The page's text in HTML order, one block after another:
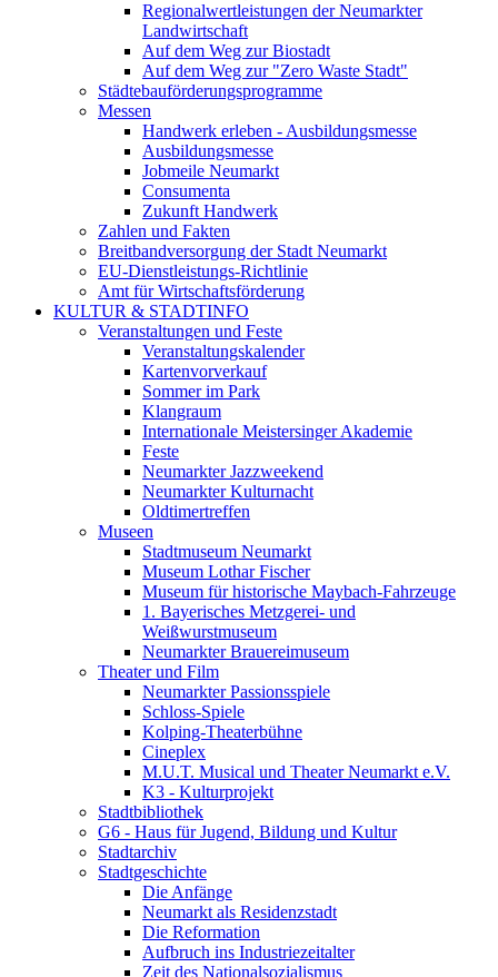
Regionalwertleistungen der Neumarkter
Landwirtschaft
Auf dem Weg zur Biostadt
Auf dem Weg zur "Zero Waste Stadt"
Städtebauförderungsprogramme
Messen
Handwerk erleben - Ausbildungsmesse
Ausbildungsmesse
Jobmeile Neumarkt
Consumenta
Zukunft Handwerk
Zahlen und Fakten
Breitbandversorgung der Stadt Neumarkt
EU-Dienstleistungs-Richtlinie
Amt für Wirtschaftsförderung
KULTUR & STADTINFO
Veranstaltungen und Feste
Veranstaltungskalender
Kartenvorverkauf
Sommer im Park
Klangraum
Internationale Meistersinger Akademie
Feste
Neumarkter Jazzweekend
Neumarkter Kulturnacht
Oldtimertreffen
Museen
Stadtmuseum Neumarkt
Museum Lothar Fischer
Museum für historische Maybach-Fahrzeuge
1. Bayerisches Metzgerei- und
Weißwurstmuseum
Neumarkter Brauereimuseum
Theater und Film
Neumarkter Passionsspiele
Schloss-Spiele
Kolping-Theaterbühne
Cineplex
M.U.T. Musical und Theater Neumarkt e.V.
K3 - Kulturprojekt
Stadtbibliothek
G6 - Haus für Jugend, Bildung und Kultur
Stadtarchiv
Stadtgeschichte
Die Anfänge
Neumarkt als Residenzstadt
Die Reformation
Aufbruch ins Industriezeitalter
Zeit des Nationalsozialismus